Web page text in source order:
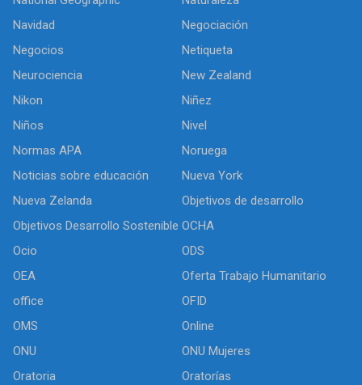
Navidad
Negociación
Negocios
Netiqueta
Neurociencia
New Zealand
Nikon
Niñez
Niños
Nivel
Normas APA
Noruega
Noticias sobre educación
Nueva York
Nueva Zelanda
Objetivos de desarrollo
Objetivos Desarrollo Sostenible OCHA
Ocio
ODS
OEA
Oferta Trabajo Humanitario
office
OFID
OMS
Online
ONU
ONU Mujeres
Oratoria
Oratorías